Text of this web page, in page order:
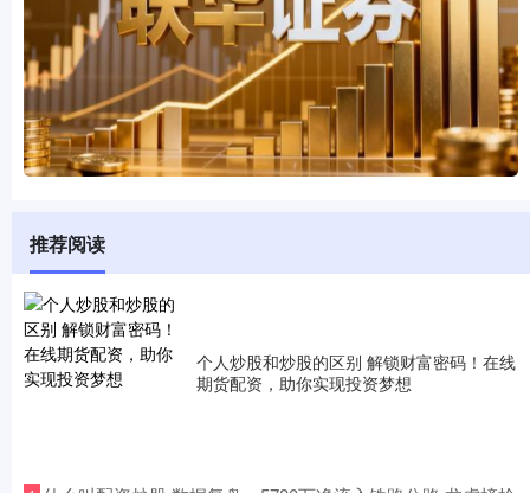
推荐阅读
个人炒股和炒股的区别 解锁财富密码！在线
期货配资，助你实现投资梦想